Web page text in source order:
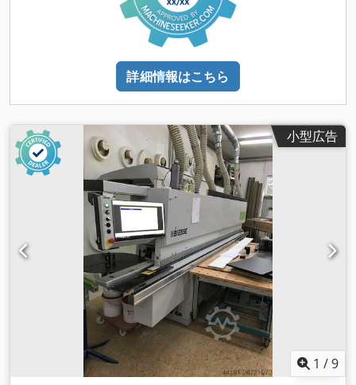
詳細情報はこちら
小型広告
1 /9